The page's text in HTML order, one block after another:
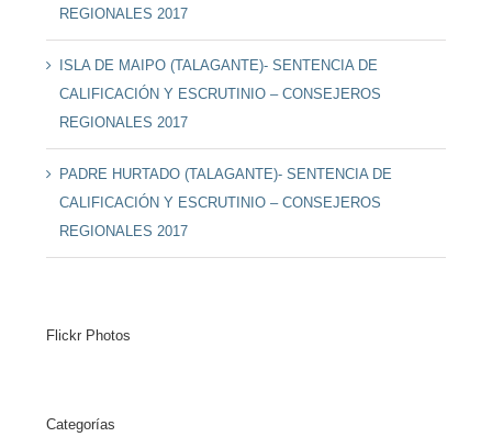
REGIONALES 2017
ISLA DE MAIPO (TALAGANTE)- SENTENCIA DE
CALIFICACIÓN Y ESCRUTINIO – CONSEJEROS
REGIONALES 2017
PADRE HURTADO (TALAGANTE)- SENTENCIA DE
CALIFICACIÓN Y ESCRUTINIO – CONSEJEROS
REGIONALES 2017
Flickr Photos
Categorías